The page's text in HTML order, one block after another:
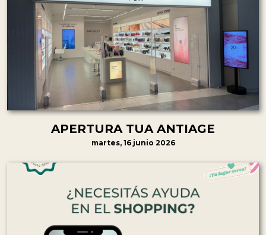
APERTURA TUA ANTIAGE
martes, 16 junio 2026